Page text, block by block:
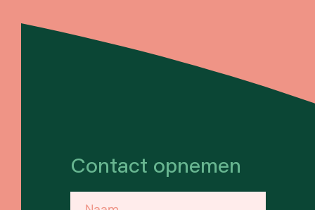
Contact opnemen